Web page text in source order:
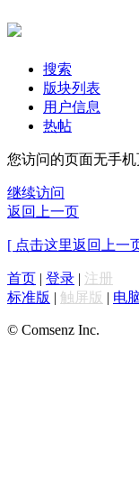
搜索
版块列表
用户信息
热帖
您访问的页面无手
继续访问
返回上一页
[ 点击这里返回上一
首页 | 登录 | 注册
标准版 | 触屏版 | 电
© Comsenz Inc.